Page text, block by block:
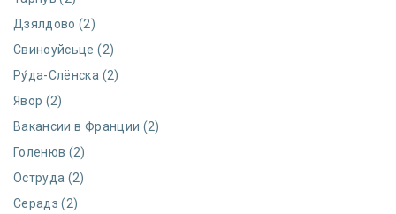
Дзялдово (2)
Свиноуйсьце (2)
Ру́да-Слёнска (2)
Явор (2)
Вакансии в Франции (2)
Голенюв (2)
Оструда (2)
Серадз (2)